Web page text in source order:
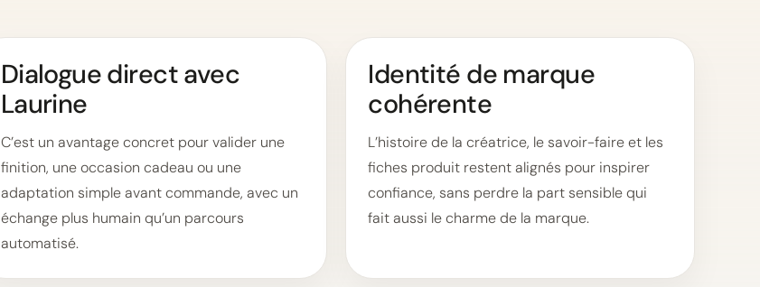
Dialogue direct avec
Laurine
C’est un avantage concret pour valider une
finition, une occasion cadeau ou une
adaptation simple avant commande, avec un
échange plus humain qu’un parcours
automatisé.
Identité de marque
cohérente
L’histoire de la créatrice, le savoir-faire et les
fiches produit restent alignés pour inspirer
confiance, sans perdre la part sensible qui
fait aussi le charme de la marque.